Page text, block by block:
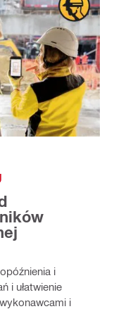
i
i ułatwienie
i